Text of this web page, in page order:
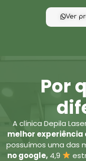
Ver
Por
A clínica Depila
melhor experiência
possuímos uma das
no google,4,9